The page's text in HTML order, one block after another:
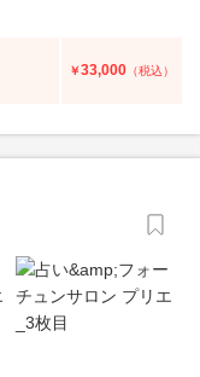
￥33,000 （税込）